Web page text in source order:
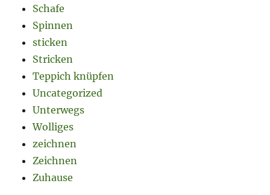
Schafe
Spinnen
sticken
Stricken
Teppich knüpfen
Uncategorized
Unterwegs
Wolliges
zeichnen
Zeichnen
Zuhause